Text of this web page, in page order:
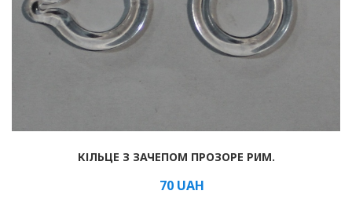
КІЛЬЦЕ З ЗАЧЕПОМ ПРОЗОРЕ РИМ.
70UAH